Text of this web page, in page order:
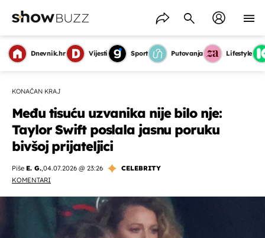
Dnevnik.hr Vijesti Sport Putovanja Lifestyle
KONAČAN KRAJ
Među tisuću uzvanika nije bilo nje:
Taylor Swift poslala jasnu poruku
bivšoj prijateljici
Piše E. G.,04.07.2026 @ 23:26
CELEBRITY
KOMENTARI
OMOGUĆI OBAVIJESTI